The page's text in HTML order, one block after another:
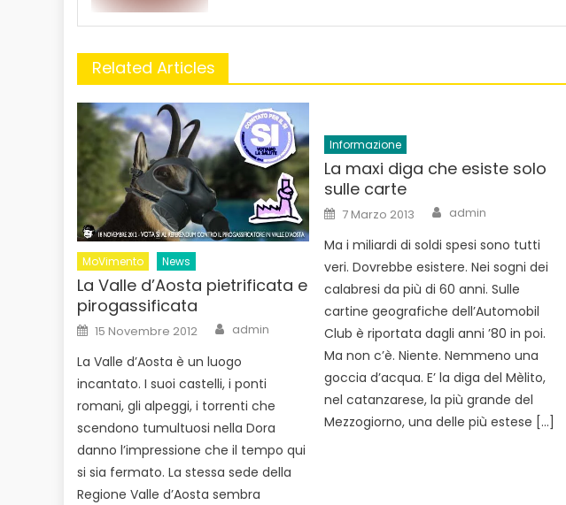
Related Articles
MoVimento News
La Valle d’Aosta pietrificata e
pirogassificata
Posted
on
15 Novembre 2012 Author
admin
La Valle d’Aosta è un luogo
incantato. I suoi castelli, i ponti
romani, gli alpeggi, i torrenti che
scendono tumultuosi nella Dora
danno l’impressione che il tempo qui
si sia fermato. La stessa sede della
Regione Valle d’Aosta sembra
Informazione
La maxi diga che esiste solo
sulle carte
Posted
on
7 Marzo 2013 Author
admin
Ma i miliardi di soldi spesi sono tutti
veri. Dovrebbe esistere. Nei sogni dei
calabresi da più di 60 anni. Sulle
cartine geografiche dell’Automobil
Club è riportata dagli anni ’80 in poi.
Ma non c’è. Niente. Nemmeno una
goccia d’acqua. E’ la diga del Mèlito,
nel catanzarese, la più grande del
Mezzogiorno, una delle più estese […]